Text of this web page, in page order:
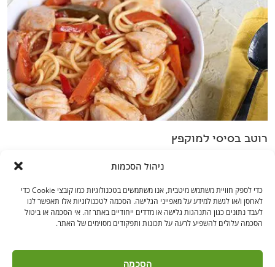
ניהול הסכמות
כדי לספק חוויית משתמש מיטבית, אנו משתמשים בטכנולוגיות כמו קובצי Cookie כדי
לאחסן ו/או לגשת למידע על מאפייני הגלישה. הסכמה לטכנולוגיות אלו תאפשר לנו
לעבד נתונים כגון התנהגות גלישה או מדדים ייחודיים באתר זה. אי הסכמה או ביטול
הסכמה עלולים להשפיע לרעה על תכונות ותפקודים מסוימים של האתר.
הסכמה
רוטב בסיסי למוקפץ
בקרו אותנו